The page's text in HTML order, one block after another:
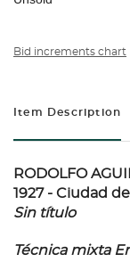
Bid increments chart
Item Description
RODOLFO
1927 - Ciudad
Sin título
Técnica mixta